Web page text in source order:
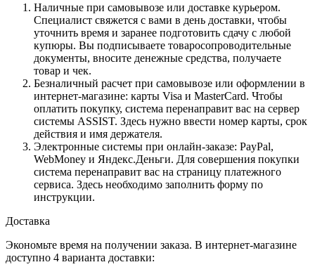
Наличные при самовывозе или доставке курьером.
Специалист свяжется с вами в день доставки, чтобы
уточнить время и заранее подготовить сдачу с любой
купюры. Вы подписываете товаросопроводительные
документы, вносите денежные средства, получаете
товар и чек.
Безналичный расчет при самовывозе или оформлении в
интернет-магазине: карты Visa и MasterCard. Чтобы
оплатить покупку, система перенаправит вас на сервер
системы ASSIST. Здесь нужно ввести номер карты, срок
действия и имя держателя.
Электронные системы при онлайн-заказе: PayPal,
WebMoney и Яндекс.Деньги. Для совершения покупки
система перенаправит вас на страницу платежного
сервиса. Здесь необходимо заполнить форму по
инструкции.
Доставка
Экономьте время на получении заказа. В интернет-магазине
доступно 4 варианта доставки: